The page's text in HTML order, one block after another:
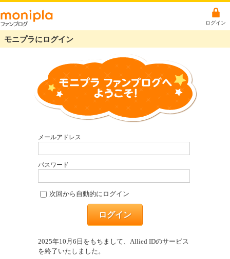
ログイン
モニプラにログイン
メールアドレス
パスワード
次回から自動的にログイン
ログイン
2025年10月6日をもちまして、Allied IDのサービス
を終了いたしました。